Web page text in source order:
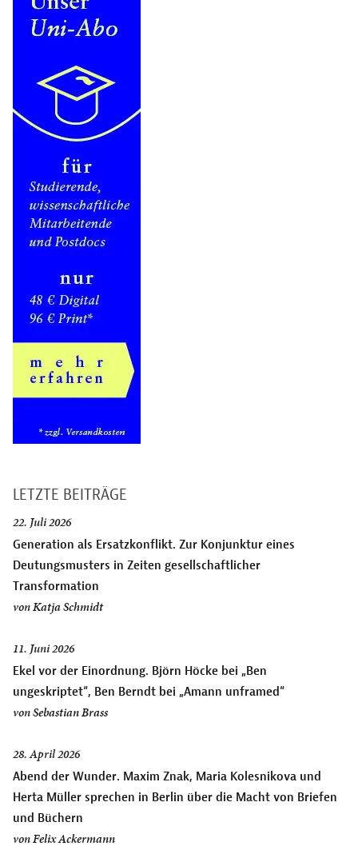
LETZTE BEITRÄGE
22. Juli 2026
Generation als Ersatzkonflikt. Zur Konjunktur eines
Deutungsmusters in Zeiten gesellschaftlicher
Transformation
vonKatja Schmidt
11. Juni 2026
Ekel vor der Einordnung. Björn Höcke bei „Ben
ungeskriptet“, Ben Berndt bei „Amann unframed“
vonSebastian Brass
28. April 2026
Abend der Wunder. Maxim Znak, Maria Kolesnikova und
Herta Müller sprechen in Berlin über die Macht von Briefen
und Büchern
vonFelix Ackermann